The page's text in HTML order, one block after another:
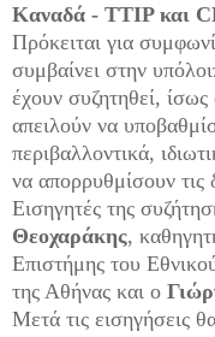
Καναδά - TTIP και
Πρόκειται για
συμβαίνει στην
έχουν συζητηθεί,
απειλούν να
περιβαλλοντικά,
να απορρυθμίσουν τις
Εισηγητές της
Θεοχαράκης,
Επιστήμης του
της Αθήνας και ο
Μετά τις εισηγήσεις